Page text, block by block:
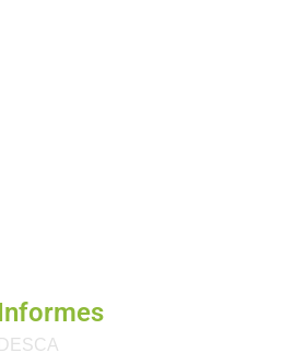
DESCA